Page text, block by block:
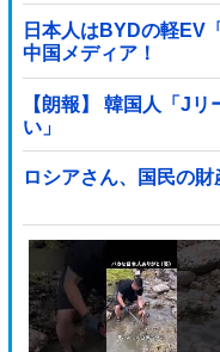
日本人はBYDの軽EV
中国メディア！
【朗報】 韓国人「J
い」
ロシアさん、国民の